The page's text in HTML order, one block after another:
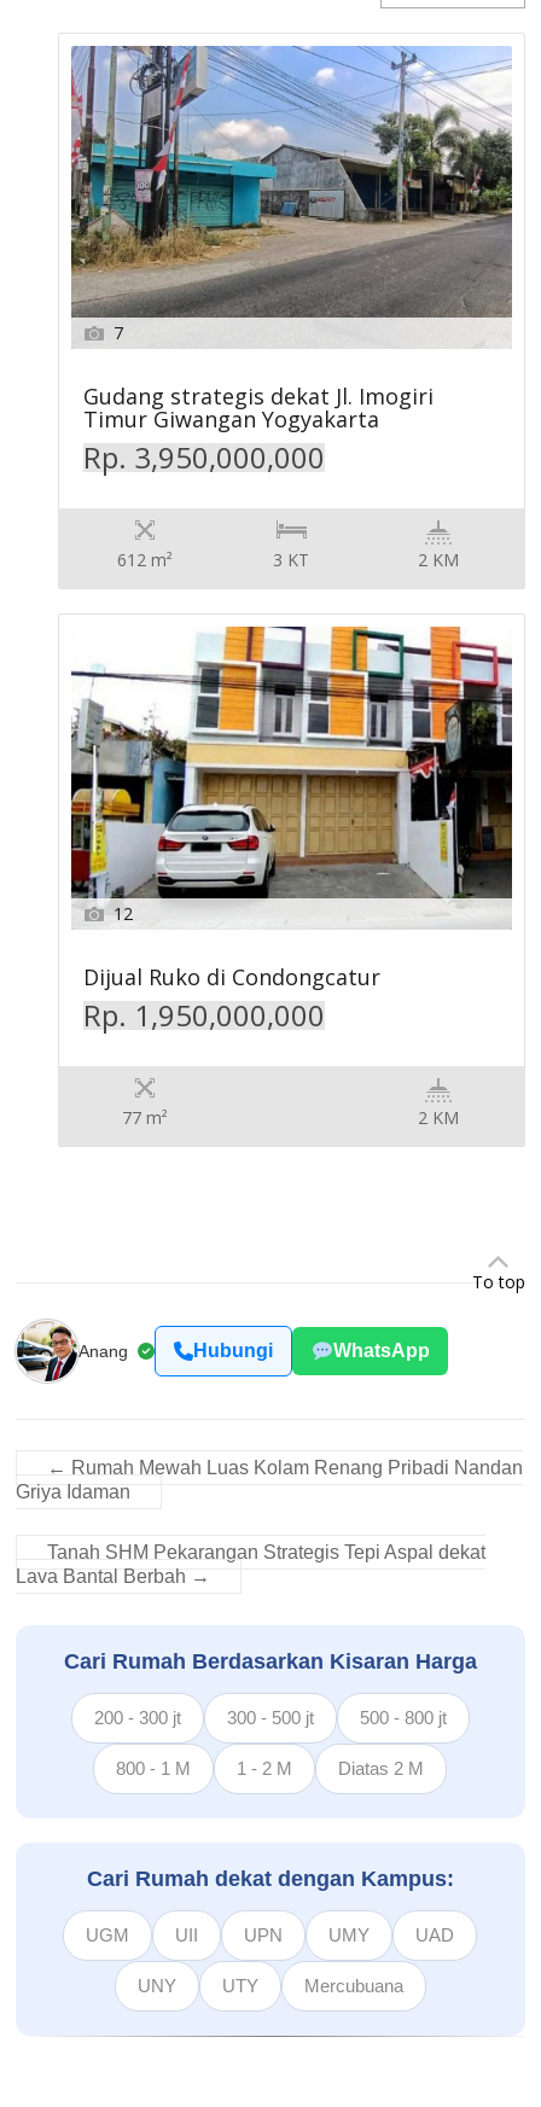
7
Gudang strategis dekat Jl. Imogiri
Timur Giwangan Yogyakarta
Rp. 3,950,000,000
612 m² 3 KT 2 KM
12
Dijual Ruko di Condongcatur
Rp. 1,950,000,000
77 m² 2 KM
To top
Anang Hubungi WhatsApp
← Rumah Mewah Luas Kolam Renang Pribadi Nandan
Griya Idaman
Tanah SHM Pekarangan Strategis Tepi Aspal dekat
Lava Bantal Berbah →
Cari Rumah Berdasarkan Kisaran Harga
200 - 300 jt 300 - 500 jt 500 - 800 jt
800 - 1 M 1 - 2 M Diatas 2 M
Cari Rumah dekat dengan Kampus:
UGM UII UPN UMY UAD
UNY UTY Mercubuana